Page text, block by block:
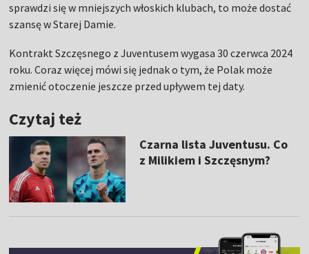
sprawdzi się w mniejszych włoskich klubach, to może dostać
szansę w Starej Damie.
Kontrakt Szczęsnego z Juventusem wygasa 30 czerwca 2024
roku. Coraz więcej mówi się jednak o tym, że Polak może
zmienić otoczenie jeszcze przed upływem tej daty.
Czytaj też
Czarna lista Juventusu. Co
z Milikiem i Szczęsnym?